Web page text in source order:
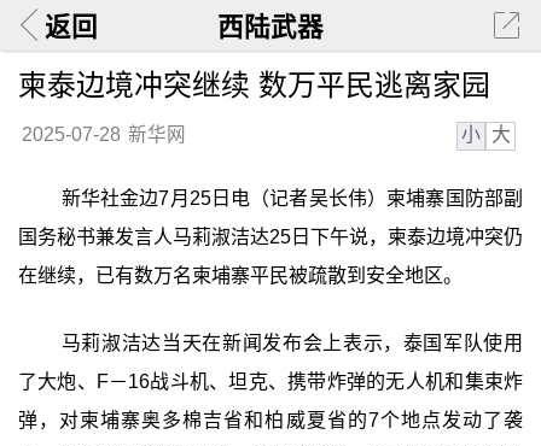
返回 西陆武器
柬泰边境冲突继续 数万平民逃离家园
2025-07-28 新华网 小 大
新华社金边7月25日电（记者吴长伟）柬埔寨国防部副
国务秘书兼发言人马莉淑洁达25日下午说，柬泰边境冲突仍
在继续，已有数万名柬埔寨平民被疏散到安全地区。
马莉淑洁达当天在新闻发布会上表示，泰国军队使用
了大炮、F－16战斗机、坦克、携带炸弹的无人机和集束炸
弹，对柬埔寨奥多棉吉省和柏威夏省的7个地点发动了袭